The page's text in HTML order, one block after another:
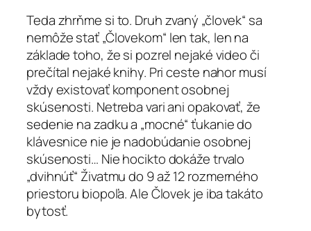
Teda zhrňme si to. Druh zvaný „človek“ sa
nemôže stať „Človekom“ len tak, len na
základe toho, že si pozrel nejaké video či
prečítal nejaké knihy. Pri ceste nahor musí
vždy existovať komponent osobnej
skúsenosti. Netreba vari ani opakovať, že
sedenie na zadku a „mocné“ ťukanie do
klávesnice nie je nadobúdanie osobnej
skúsenosti… Nie hocikto dokáže trvalo
„dvihnúť“ Živatmu do 9 až 12 rozmerného
priestoru biopoľa. Ale Človek je iba takáto
bytosť.